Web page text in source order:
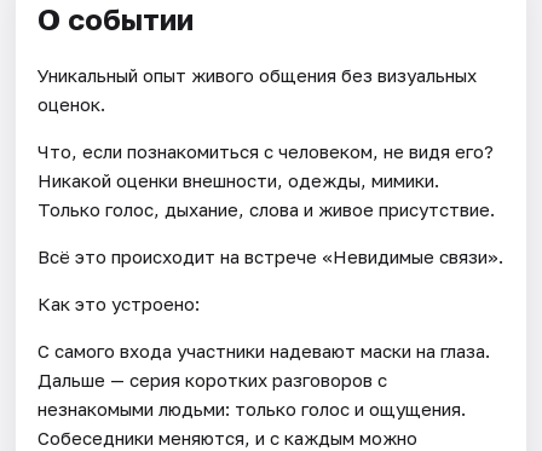
О событии
Уникальный опыт живого общения без визуальных
оценок.
Что, если познакомиться с человеком, не видя его?
Никакой оценки внешности, одежды, мимики.
Только голос, дыхание, слова и живое присутствие.
Всё это происходит на встрече «Невидимые связи».
Как это устроено:
С самого входа участники надевают маски на глаза.
Дальше — серия коротких разговоров с
незнакомыми людьми: только голос и ощущения.
Собеседники меняются, и с каждым можно